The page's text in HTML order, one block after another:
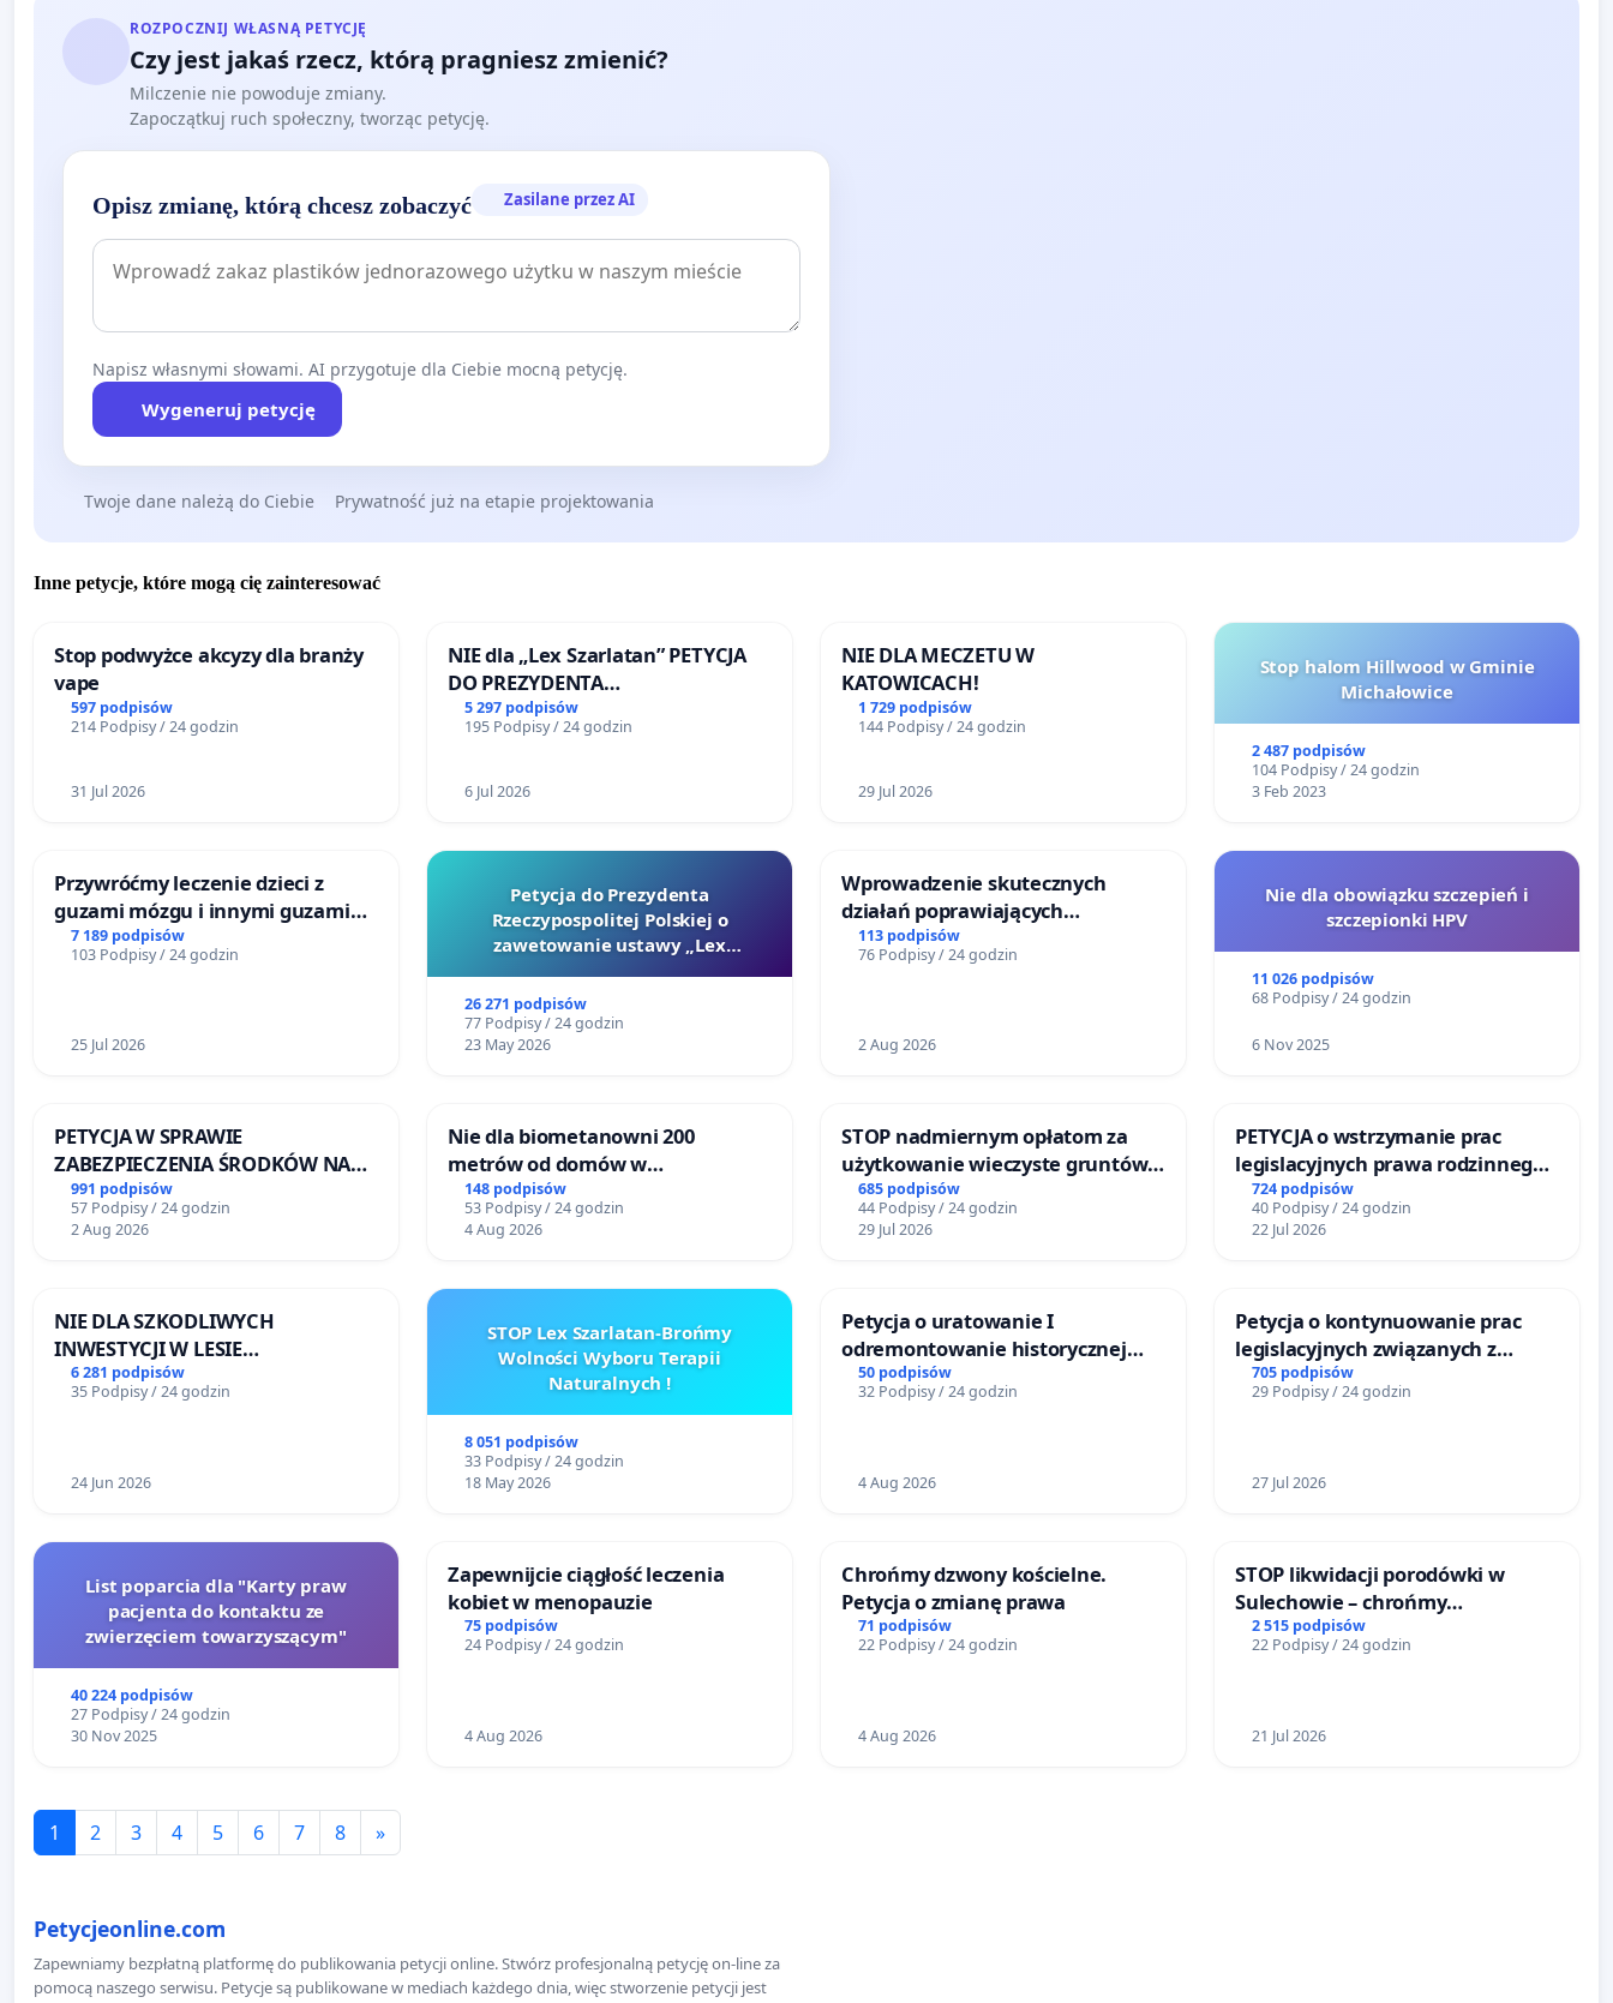
ROZPOCZNIJ WŁASNĄ PETYCJĘ
Czy jest jakaś rzecz, którą pragniesz zmienić?
Milczenie nie powoduje zmiany.
Zapoczątkuj ruch społeczny, tworząc petycję.
Opisz zmianę, którą chcesz zobaczyć Zasilane przez AI
Napisz własnymi słowami. AI przygotuje dla Ciebie mocną petycję.
Wygeneruj petycję
Twoje dane należą do Ciebie Prywatność już na etapie projektowania
Inne petycje, które mogą cię zainteresować
Stop podwyżce akcyzy dla branży
vape
597 podpisów
214 Podpisy / 24 godzin
31 Jul 2026
NIE dla „Lex Szarlatan” PETYCJA
DO PREZYDENTA
RZECZYPOSPOLITEJ POLSKIEJ
5 297 podpisów
195 Podpisy / 24 godzin
6 Jul 2026
NIE DLA MECZETU W
KATOWICACH!
1 729 podpisów
144 Podpisy / 24 godzin
29 Jul 2026
Stop halom Hillwood w Gminie
Michałowice
2 487 podpisów
104 Podpisy / 24 godzin
3 Feb 2023
Przywróćmy leczenie dzieci z
guzami mózgu i innymi guzami
litymi do Górnośląskiego
Centrum Zdrowia Dziecka w
7 189 podpisów
103 Podpisy / 24 godzin
25 Jul 2026
Petycja do Prezydenta
Rzeczypospolitej Polskiej o
zawetowanie ustawy „Lex
26 271 podpisów
77 Podpisy / 24 godzin
23 May 2026
Wprowadzenie skutecznych
działań poprawiających
bezpieczeństwo na ulicy
Żeromskiego w Otwocku
113 podpisów
76 Podpisy / 24 godzin
2 Aug 2026
Nie dla obowiązku szczepień i
szczepionki HPV
11 026 podpisów
68 Podpisy / 24 godzin
6 Nov 2025
PETYCJA W SPRAWIE
ZABEZPIECZENIA ŚRODKÓW NA
FUNKCJONOWANIE SCHRONISKA
DLA BEZDOMNYCH ZWIERZĄT W
SKARYSZEWIE
991 podpisów
57 Podpisy / 24 godzin
2 Aug 2026
Nie dla biometanowni 200
metrów od domów w
Biernatkach, gm. Wądroże
Wielkie
148 podpisów
53 Podpisy / 24 godzin
4 Aug 2026
STOP nadmiernym opłatom za
użytkowanie wieczyste gruntów
zajmowanych przez rodzinne
ogrody działkowe.
685 podpisów
44 Podpisy / 24 godzin
29 Jul 2026
PETYCJA o wstrzymanie prac
legislacyjnych prawa rodzinnego
narażających ofiary przemocy
724 podpisów
40 Podpisy / 24 godzin
22 Jul 2026
NIE DLA SZKODLIWYCH
INWESTYCJI W LESIE
ŁAGIEWNICKIM I ARTURÓWKU
6 281 podpisów
35 Podpisy / 24 godzin
24 Jun 2026
STOP Lex Szarlatan-Brońmy
Wolności Wyboru Terapii
Naturalnych !
8 051 podpisów
33 Podpisy / 24 godzin
18 May 2026
Petycja o uratowanie I
odremontowanie historycznej
Lokomotywy sm42-914
50 podpisów
32 Podpisy / 24 godzin
4 Aug 2026
Petycja o kontynuowanie prac
legislacyjnych związanych z
reformą prawa rodzinnego
705 podpisów
29 Podpisy / 24 godzin
27 Jul 2026
List poparcia dla "Karty praw
pacjenta do kontaktu ze
zwierzęciem towarzyszącym"
40 224 podpisów
27 Podpisy / 24 godzin
30 Nov 2025
Zapewnijcie ciągłość leczenia
kobiet w menopauzie
75 podpisów
24 Podpisy / 24 godzin
4 Aug 2026
Chrońmy dzwony kościelne.
Petycja o zmianę prawa
71 podpisów
22 Podpisy / 24 godzin
4 Aug 2026
STOP likwidacji porodówki w
Sulechowie – chrońmy
bezpieczeństwo matek i
noworodków
2 515 podpisów
22 Podpisy / 24 godzin
21 Jul 2026
1 2 3 4 5 6 7 8 »
Petycjeonline.com
Zapewniamy bezpłatną platformę do publikowania petycji online. Stwórz profesjonalną petycję on-line za
pomocą naszego serwisu. Petycje są publikowane w mediach każdego dnia, więc stworzenie petycji jest